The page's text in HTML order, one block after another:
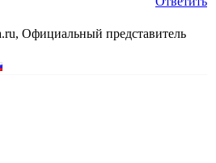
Официальный представитель